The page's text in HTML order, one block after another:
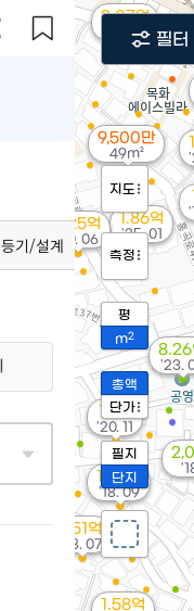
9,500만
49m²
1.86억
'25. 01
1.58억
8.26
'23.
2.07억
'23. 06
1.9억
'20. 11
2.25억
'20. 06
1.55억
'18. 09
1.51억
'18. 07
지도
측정
평
m2
총액
단가
필지
단지
필터
등기/설계